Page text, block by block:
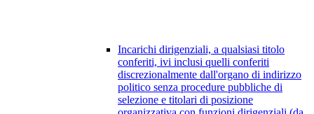
Incarichi dirigenziali, a qualsiasi titolo
conferiti, ivi inclusi quelli conferiti
discrezionalmente dall'organo di indirizzo
politico senza procedure pubbliche di
selezione e titolari di posizione